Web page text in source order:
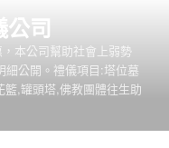
司
本公司幫助社會上弱勢
細公開。禮儀項目:塔位墓
,罐頭塔,佛教團體往生助